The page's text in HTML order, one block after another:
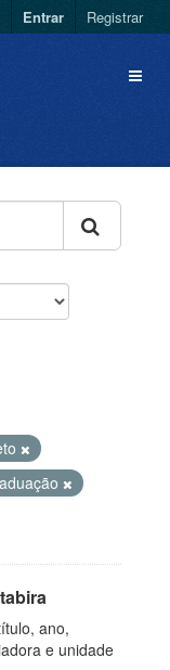
Entrar Registrar
ano,
e unidade